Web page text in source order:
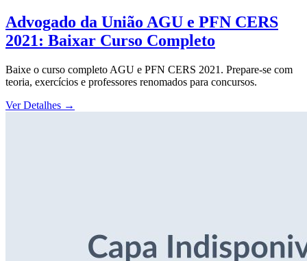
Advogado da União AGU e PFN CERS
2021: Baixar Curso Completo
Baixe o curso completo AGU e PFN CERS 2021. Prepare-se com
teoria, exercícios e professores renomados para concursos.
Ver Detalhes →